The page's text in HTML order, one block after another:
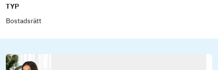
TYP
Bostadsrätt